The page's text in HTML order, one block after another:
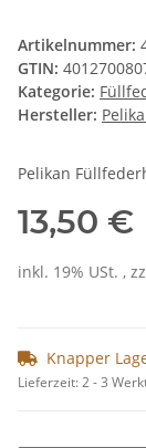
Artikelnummer:
GTIN:
Kategorie:
Hersteller:
Pelikan
13,50 €
inkl. 19% USt. ,
Knapper
Lieferzeit:2 - 3